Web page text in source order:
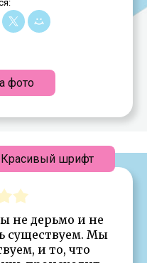
фото
не дерьмо и не
существуем. Мы
и то, что
Красивый шрифт